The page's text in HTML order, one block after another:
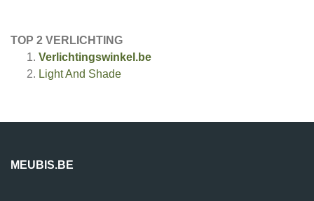
TOP 2 VERLICHTING
Verlichtingswinkel.be
Light And Shade
MEUBIS.BE